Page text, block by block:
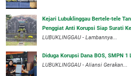
Kejari Lubuklinggau Bertele-tele
Penggiat Anti Korupsi Siap Surati
LUBUKLINGGAU - Lambannya...
Diduga Korupsi Dana BOS, SMPN
LUBUKLINGGAU - Aliansi Gerakan...